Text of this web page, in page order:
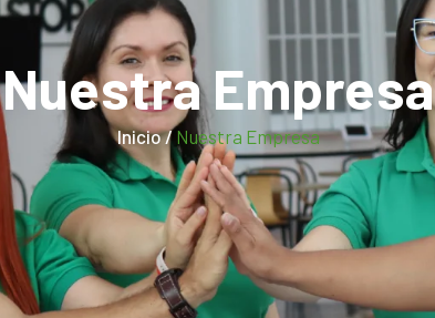
Nuestra Empresa
Inicio /Nuestra Empresa